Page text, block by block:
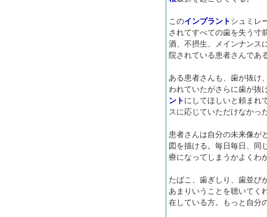
このインプラント シュミレ
されてすべての歯を失う寸
酒、不摂生、メインナンス
院されている患者さんであ
ある患者さんも、歯が抜け
われていたがさらに歯が抜
ント にしてほしいと頼まれ
スに応じていただけなかっ
患者さんは自分の未来像が
図を描ける。毎日毎日、同
療になってしまうかよくわ
たばこ、歯ぎしり、歯並び
あまりいうことを聴いてく
在している方。もっと自分